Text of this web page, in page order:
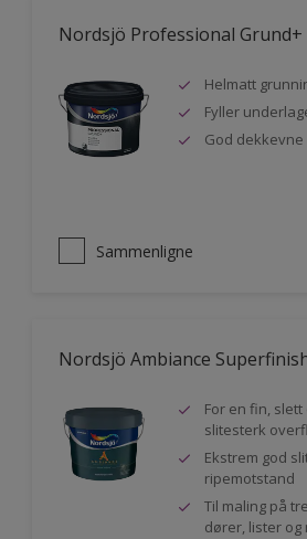
Nordsjö Professional Grund+
Helmatt
Fyller
God dekkevne
Sammenligne
Nordsjö Ambiance
For en fin,
slitesterk
Ekstrem god
ripemotstand
Til maling på
dører, lister og